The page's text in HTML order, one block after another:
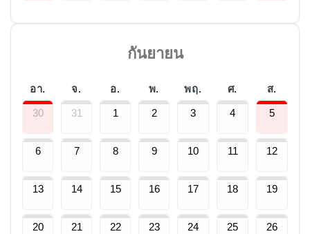
กันยายน
อา. จ. อ. พ. พฤ. ศ. ส.
30 31 1 2 3 4 5
6 7 8 9 10 11 12
13 14 15 16 17 18 19
20 21 22 23 24 25 26